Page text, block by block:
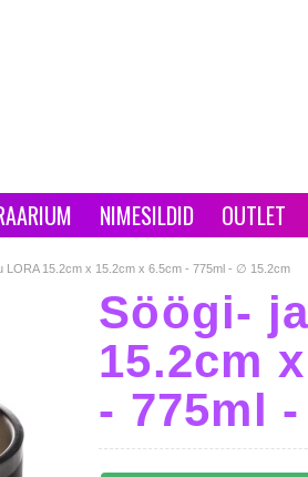
NIMESILDID OUTLET
LORA 15.2cm x 15.2cm x 6.5cm - 775ml - ∅ 15.2cm
Söögi-
15.2cm
- 775ml